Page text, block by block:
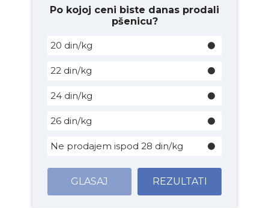
Po kojoj ceni biste danas prodali
pšenicu?
20 din/kg
22 din/kg
24 din/kg
26 din/kg
Ne prodajem ispod 28 din/kg
GLASAJ REZULTATI